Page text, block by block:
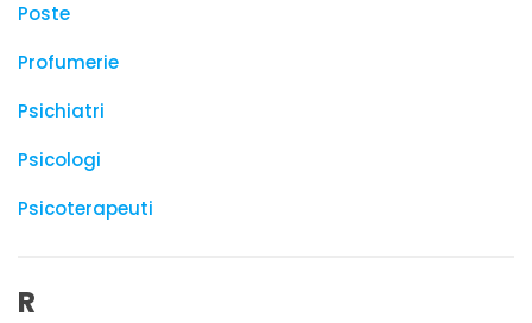
Poste
Profumerie
Psichiatri
Psicologi
Psicoterapeuti
R